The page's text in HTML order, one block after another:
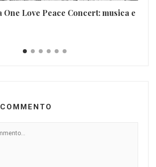
One Love Peace Concert: musica e